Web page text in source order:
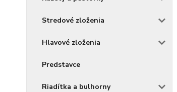
Stredové zloženia
Hlavové zloženia
Predstavce
Riadítka a bulhorny